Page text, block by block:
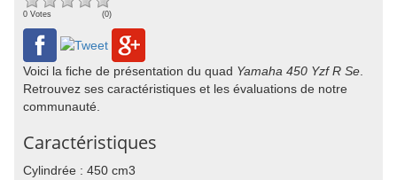
0 Votes (0)
Voici la fiche de présentation du quad Yamaha 450 Yzf R Se
Retrouvez ses caractéristiques et les évaluations de notre
communauté.
Caractéristiques
Cylindrée : 450 cm3